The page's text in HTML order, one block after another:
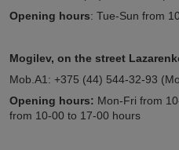
Opening hours: Tue-Sun from
Mogilev, on the street
Mob.A1: +375 (44) 544-32-93
Opening hours: Mon-Fri from
from 10-00 to 17-00 hours